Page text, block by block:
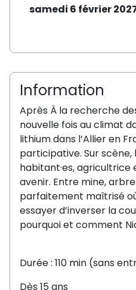
samedi 6 février
Information
Après À la recherche
nouvelle fois au climat
lithium dans l’Allier en
participative. Sur scène,
habitant·es,
avenir. Entre mine,
parfaitement maîtrisé
essayer d’inverser la
pourquoi et comment
Durée : 110 min (sans
Dès 15 ans